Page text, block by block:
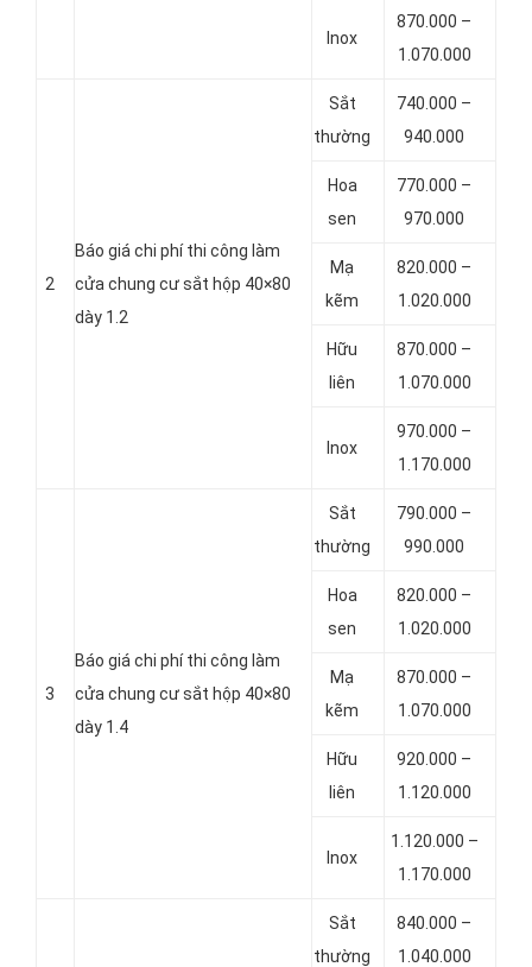
Inox
870.000 –
1.070.000
2
Báo giá chi phí thi công làm
cửa chung cư sắt hộp 40×80
dày 1.2
Sắt
thường
740.000 –
940.000
Hoa
sen
770.000 –
970.000
Mạ
kẽm
820.000 –
1.020.000
Hữu
liên
870.000 –
1.070.000
Inox
970.000 –
1.170.000
3
Báo giá chi phí thi công làm
cửa chung cư sắt hộp 40×80
dày 1.4
Sắt
thường
790.000 –
990.000
Hoa
sen
820.000 –
1.020.000
Mạ
kẽm
870.000 –
1.070.000
Hữu
liên
920.000 –
1.120.000
Inox
1.120.000 –
1.170.000
Sắt
thường
840.000 –
1.040.000